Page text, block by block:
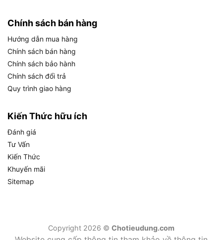
năng khoan của máy Ken 6250N là gì?
Máy khoan Ken 6250N nặng 25kg và hỗ trợ dải
đường kính mũi khoan từ 15mm đến 250mm
thông số này ảnh hưởng trực tiếp đến phương
thức vận hành và phạm vi ứng dụng thực tế của
máy.
Thông số về kích thước, trọng lượng và khả năng khoan của máy
Bảng thông số kỹ thuật đầy đủ của máy khoan
Ken 6250N được tổng hợp dưới đây, bao gồm
THÔNG SỐ KỸ
GIÁ TRỊ
Chính sách bán hàng
Hướng dẫn mua hàng
Chính sách bán hàng
Chính sách bảo hành
Chính sách đổi trả
Quy trình giao hàng
Kiến Thức hữu ích
Đánh giá
Tư Vấn
Kiến Thức
Khuyến mãi
Sitemap
Copyright 2026 © Chotieudung.com